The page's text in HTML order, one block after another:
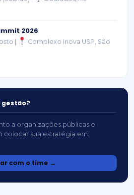
2026
|
Complexo Inova USP, São
gestão?
a organizações públicas e
colocar sua estratégia em
com o time →